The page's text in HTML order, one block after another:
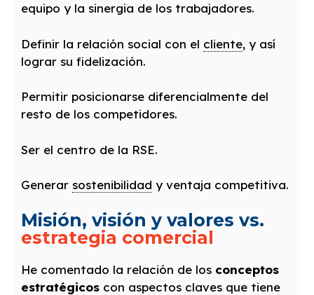
equipo y la sinergia de los trabajadores.
Definir la relación social con el cliente, y así
lograr su fidelización.
Permitir posicionarse diferencialmente del
resto de los competidores.
Ser el centro de la RSE.
Generar sostenibilidad y ventaja competitiva.
Misión, visión y valores vs.
estrategia comercial
He comentado la relación de los conceptos
estratégicos con aspectos claves que tiene